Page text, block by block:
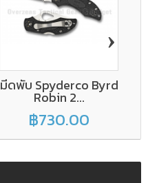
มีดพับ Spyderco Byrd
Robin 2...
฿730.00
›